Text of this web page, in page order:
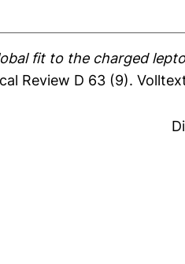
fit to the charged
Review D 63 (9).